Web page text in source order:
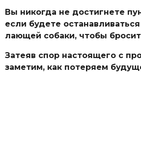
Вы никогда не достигнете
если будете
лающей собаки, чтобы
Затеяв спор настоящего с
заметим, как потеряем